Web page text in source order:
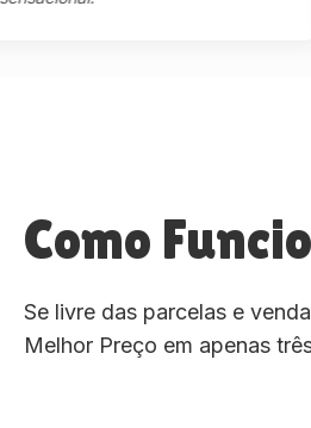
Como
Se livre das parcelas e
Melhor Preço em apenas